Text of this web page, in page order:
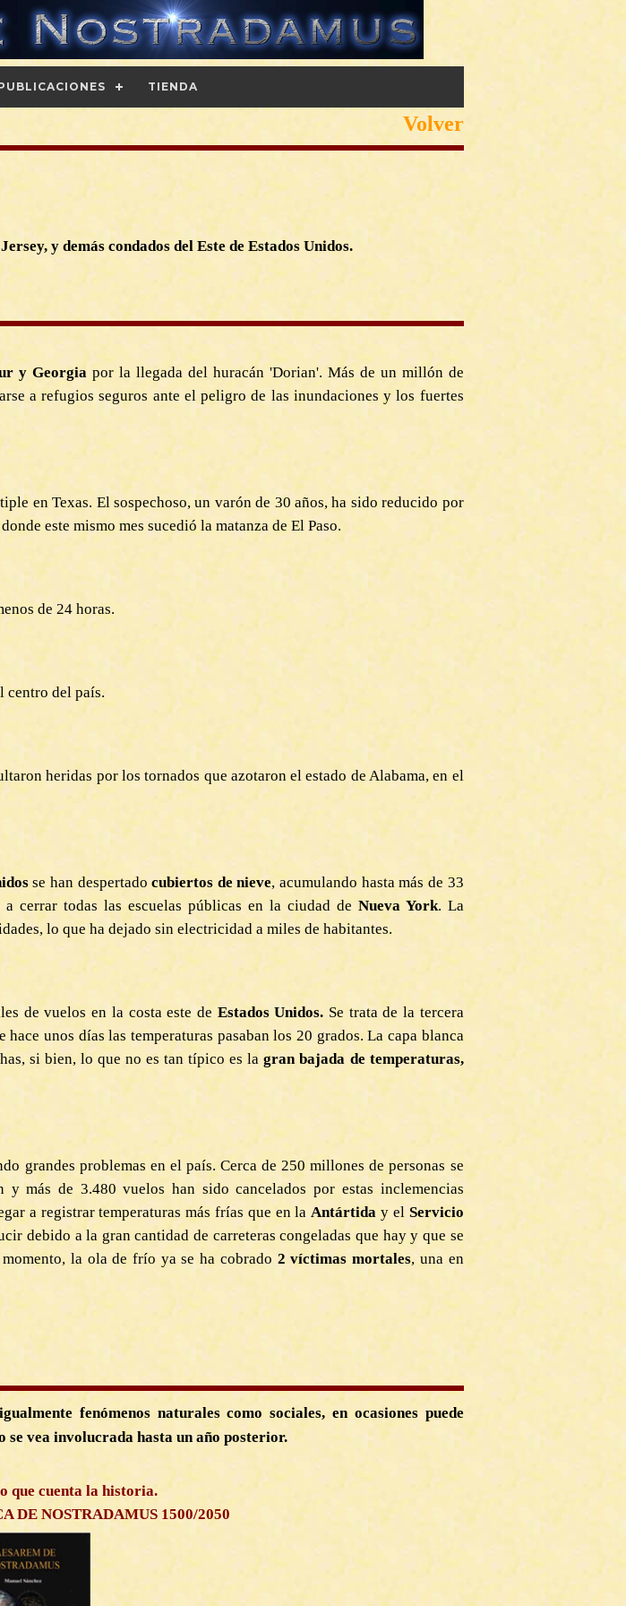
TIENDA
Volver
y demás condados del Este de Estados Unidos.
y Georgia por la llegada del huracán 'Dorian'. Más de un millón de
a refugios seguros ante el peligro de las inundaciones y los fuertes
en Texas. El sospechoso, un varón de 30 años, ha sido reducido por
este mismo mes sucedió la matanza de El Paso.
de 24 horas.
centro del país.
heridas por los tornados que azotaron el estado de Alabama, en el
se han despertadocubiertos de nieve, acumulando hasta más de 33
cerrar todas las escuelas públicas en la ciudad de Nueva York. La
lo que ha dejado sin electricidad a miles de habitantes.
de vuelos en la costa este de Estados Unidos. Se trata de la tercera
unos días las temperaturas pasaban los 20 grados. La capa blanca
si bien, lo que no es tan típico es lagran bajada de temperaturas,
grandes problemas en el país. Cerca de 250 millones de personas se
más de 3.480 vuelos han sido cancelados por estas inclemencias
a registrar temperaturas más frías que en laAntártida y el Servicio
debido a la gran cantidad de carreteras congeladas que hay y que se
la ola de frío ya se ha cobrado 2 víctimas mortales, una en
fenómenos naturales como sociales, en ocasiones puede
vea involucrada hasta un año posterior.
que cuenta la historia.
DE NOSTRADAMUS 1500/2050